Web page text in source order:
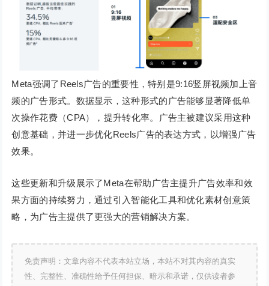
Meta强调了Reels广告的重要性，特别是9:16竖屏视频加上音
频的广告形式。数据显示，这种形式的广告能够显著降低单
次操作花费（CPA），提升转化率。广告主被建议采用这种
创意基础，并进一步优化Reels广告的表达方式，以增强广告
效果。
这些更新和升级展示了Meta在帮助广告主提升广告效率和效
果方面的持续努力，通过引入智能化工具和优化素材创意策
略，为广告主提供了更强大的营销解决方案。
免责声明：文章内容不代表本站立场，本站不对其内容的真实
性、完整性、准确性给予任何担保、暗示和承诺，仅供读者参